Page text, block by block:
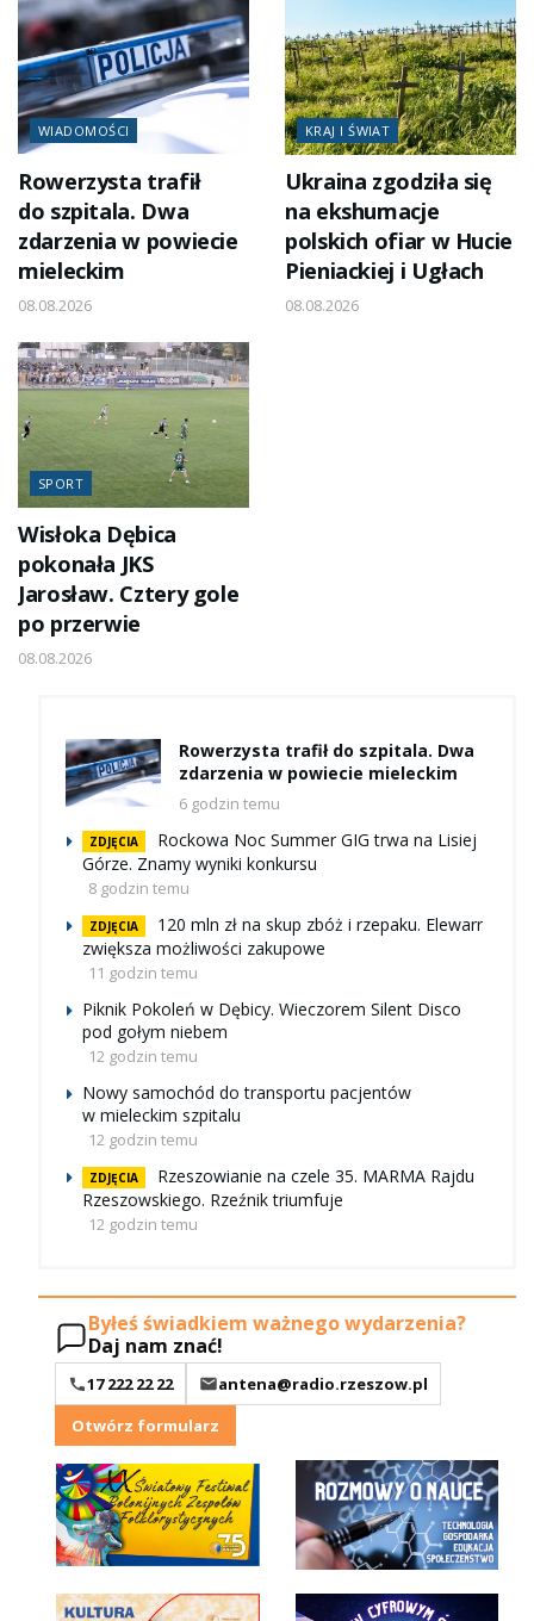
WIADOMOŚCI
Rowerzysta trafił
do szpitala. Dwa
zdarzenia w powiecie
mieleckim
08.08.2026
KRAJ I ŚWIAT
Ukraina zgodziła się
na ekshumacje
polskich ofiar w Hucie
Pieniackiej i Ugłach
08.08.2026
SPORT
Wisłoka Dębica
pokonała JKS
Jarosław. Cztery gole
po przerwie
08.08.2026
Rowerzysta trafił do szpitala. Dwa
zdarzenia w powiecie mieleckim
6 godzin temu
ZDJĘCIA
Rockowa Noc Summer GIG trwa na Lisiej
Górze. Znamy wyniki konkursu
8 godzin temu
ZDJĘCIA
120 mln zł na skup zbóż i rzepaku. Elewarr
zwiększa możliwości zakupowe
11 godzin temu
Piknik Pokoleń w Dębicy. Wieczorem Silent Disco
pod gołym niebem
12 godzin temu
Nowy samochód do transportu pacjentów
w mieleckim szpitalu
12 godzin temu
ZDJĘCIA
Rzeszowianie na czele 35. MARMA Rajdu
Rzeszowskiego. Rzeźnik triumfuje
12 godzin temu
Byłeś świadkiem ważnego wydarzenia?
Daj nam znać!
17 222 22 22
antena@radio.rzeszow.pl
Otwórz formularz